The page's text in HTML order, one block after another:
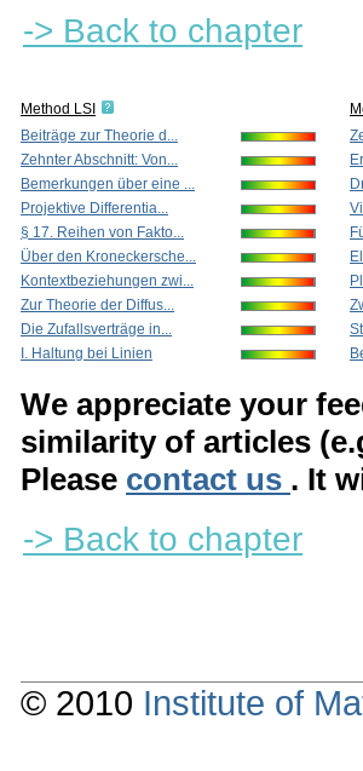
-> Back to chapter
Method LSI
Beiträge zur Theorie d...
Zehnter Abschnitt: Von...
Bemerkungen über eine ...
Projektive Differentia...
§ 17. Reihen von Fakto...
Über den Kroneckersche...
Kontextbeziehungen zwi...
Zur Theorie der Diffus...
Die Zufallsverträge in...
I. Haltung bei Linien
We appreciate your
similarity of articles
Please contact us . It
-> Back to chapter
© 2010 Institute of